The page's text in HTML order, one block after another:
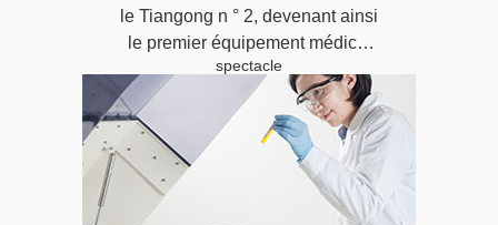
le Tiangong n ° 2, devenant ainsi
le premier équipement médical
national destiné à la détection
des entités astronautes et aux
tests expérimentaux en sciences
de l’environnement extrêmes;
spectacle